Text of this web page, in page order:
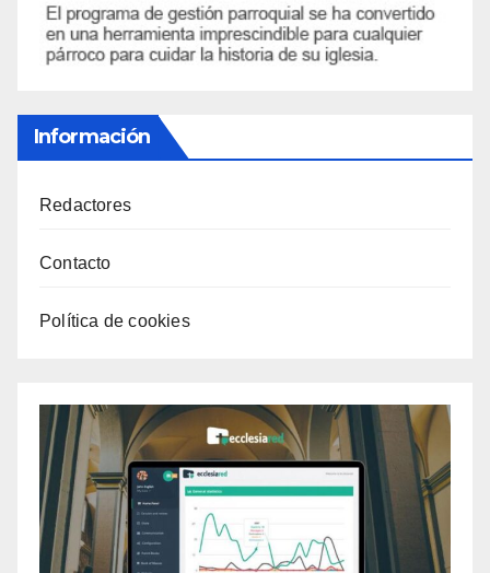
Información
Redactores
Contacto
Política de cookies